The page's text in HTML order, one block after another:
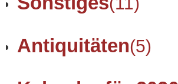
Antiquitäten(5)